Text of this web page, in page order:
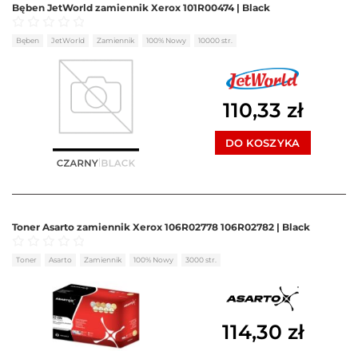
Bęben JetWorld zamiennik Xerox 101R00474 | Black
Oceniono0 na 5
Bęben JetWorld Zamiennik 100% Nowy 10000 str.
110,33 zł
DO KOSZYKA
Toner Asarto zamiennik Xerox 106R02778 106R02782 | Black
Oceniono 0na 5
Toner Asarto Zamiennik 100% Nowy 3000 str.
114,30 zł